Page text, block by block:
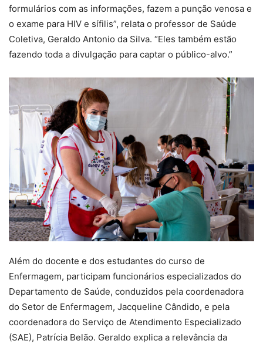
formulários com as informações, fazem a punção venosa e
o exame para HIV e sífilis”, relata o professor de Saúde
Coletiva, Geraldo Antonio da Silva. “Eles também estão
fazendo toda a divulgação para captar o público-alvo.”
Além do docente e dos estudantes do curso de
Enfermagem, participam funcionários especializados do
Departamento de Saúde, conduzidos pela coordenadora
do Setor de Enfermagem, Jacqueline Cândido, e pela
coordenadora do Serviço de Atendimento Especializado
(SAE), Patrícia Belão. Geraldo explica a relevância da